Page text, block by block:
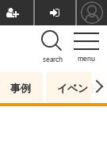
menu
search
事例 イベント